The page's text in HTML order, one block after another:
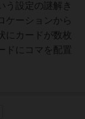
う設定の謎解き
ケーションから
にカードが数枚
ドにコマを配置